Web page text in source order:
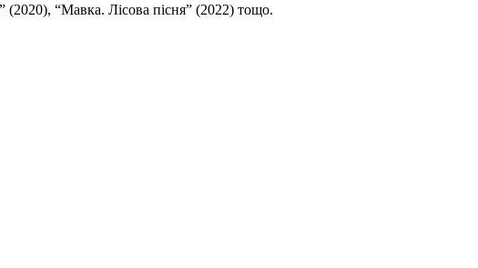
(2020), “Мавка. Лісова пісня” (2022) тощо.